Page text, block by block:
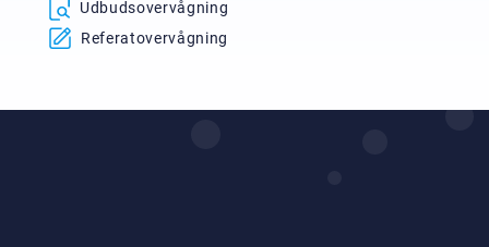
Udbudsovervågning
Referatovervågning